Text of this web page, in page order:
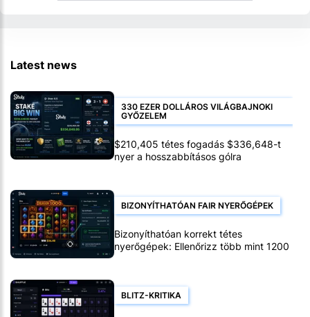
Latest news
330 EZER DOLLÁROS VILÁGBAJNOKI
GYŐZELEM
$210,405 tétes fogadás $336,648-t
nyer a hosszabbításos gólra
BIZONYÍTHATÓAN FAIR NYERŐGÉPEK
Bizonyíthatóan korrekt tétes
nyerőgépek: Ellenőrizz több mint 1200
tétmotoros játékot
BLITZ-KRITIKA